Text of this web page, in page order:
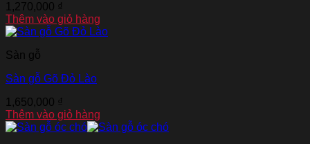
1,270,000 ₫
Thêm vào giỏ hàng
Sàn gỗ
Sàn gỗ Gõ Đỏ Lào
1,650,000 ₫
Thêm vào giỏ hàng